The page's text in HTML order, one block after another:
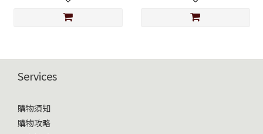
Services
購物須知
購物攻略